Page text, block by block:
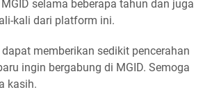
selama beberapa tahun dan juga
kali dari platform ini.
memberikan sedikit pencerahan
ingin bergabung di MGID. Semoga
kasih.